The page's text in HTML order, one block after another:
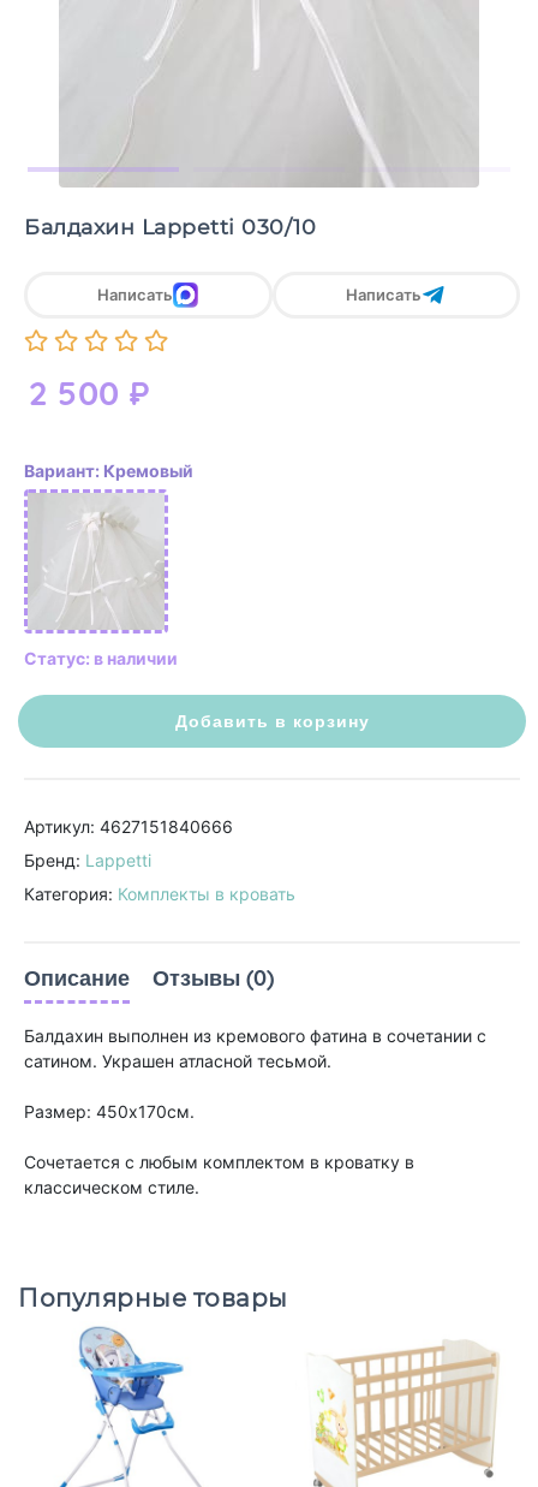
Балдахин Lappetti 030/10
2 500 ₽
Написать Написать
Вариант: Кремовый
Статус: в наличии
Добавить в корзину
Артикул: 4627151840666
Бренд: Lappetti
Категория: Комплекты в кровать
Описание Отзывы (0)
Балдахин выполнен из кремового фатина в сочетании с
сатином. Украшен атласной тесьмой.
Размер: 450х170см.
Сочетается с любым комплектом в кроватку в
классическом стиле.
Популярные товары